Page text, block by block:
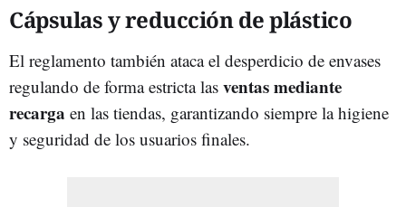
Cápsulas y reducción de plástico
El reglamento también ataca el desperdicio de envases
regulando de forma estricta las ventas mediante
recarga en las tiendas, garantizando siempre la higiene
y seguridad de los usuarios finales.